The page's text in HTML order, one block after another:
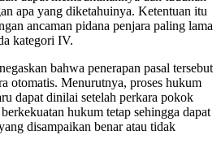
apa yang diketahuinya. Ketentuan itu
ancaman pidana penjara paling lama
kategori IV.
bahwa penerapan pasal tersebut
otomatis. Menurutnya, proses hukum
dapat dinilai setelah perkara pokok
hukum tetap sehingga dapat
disampaikan benar atau tidak